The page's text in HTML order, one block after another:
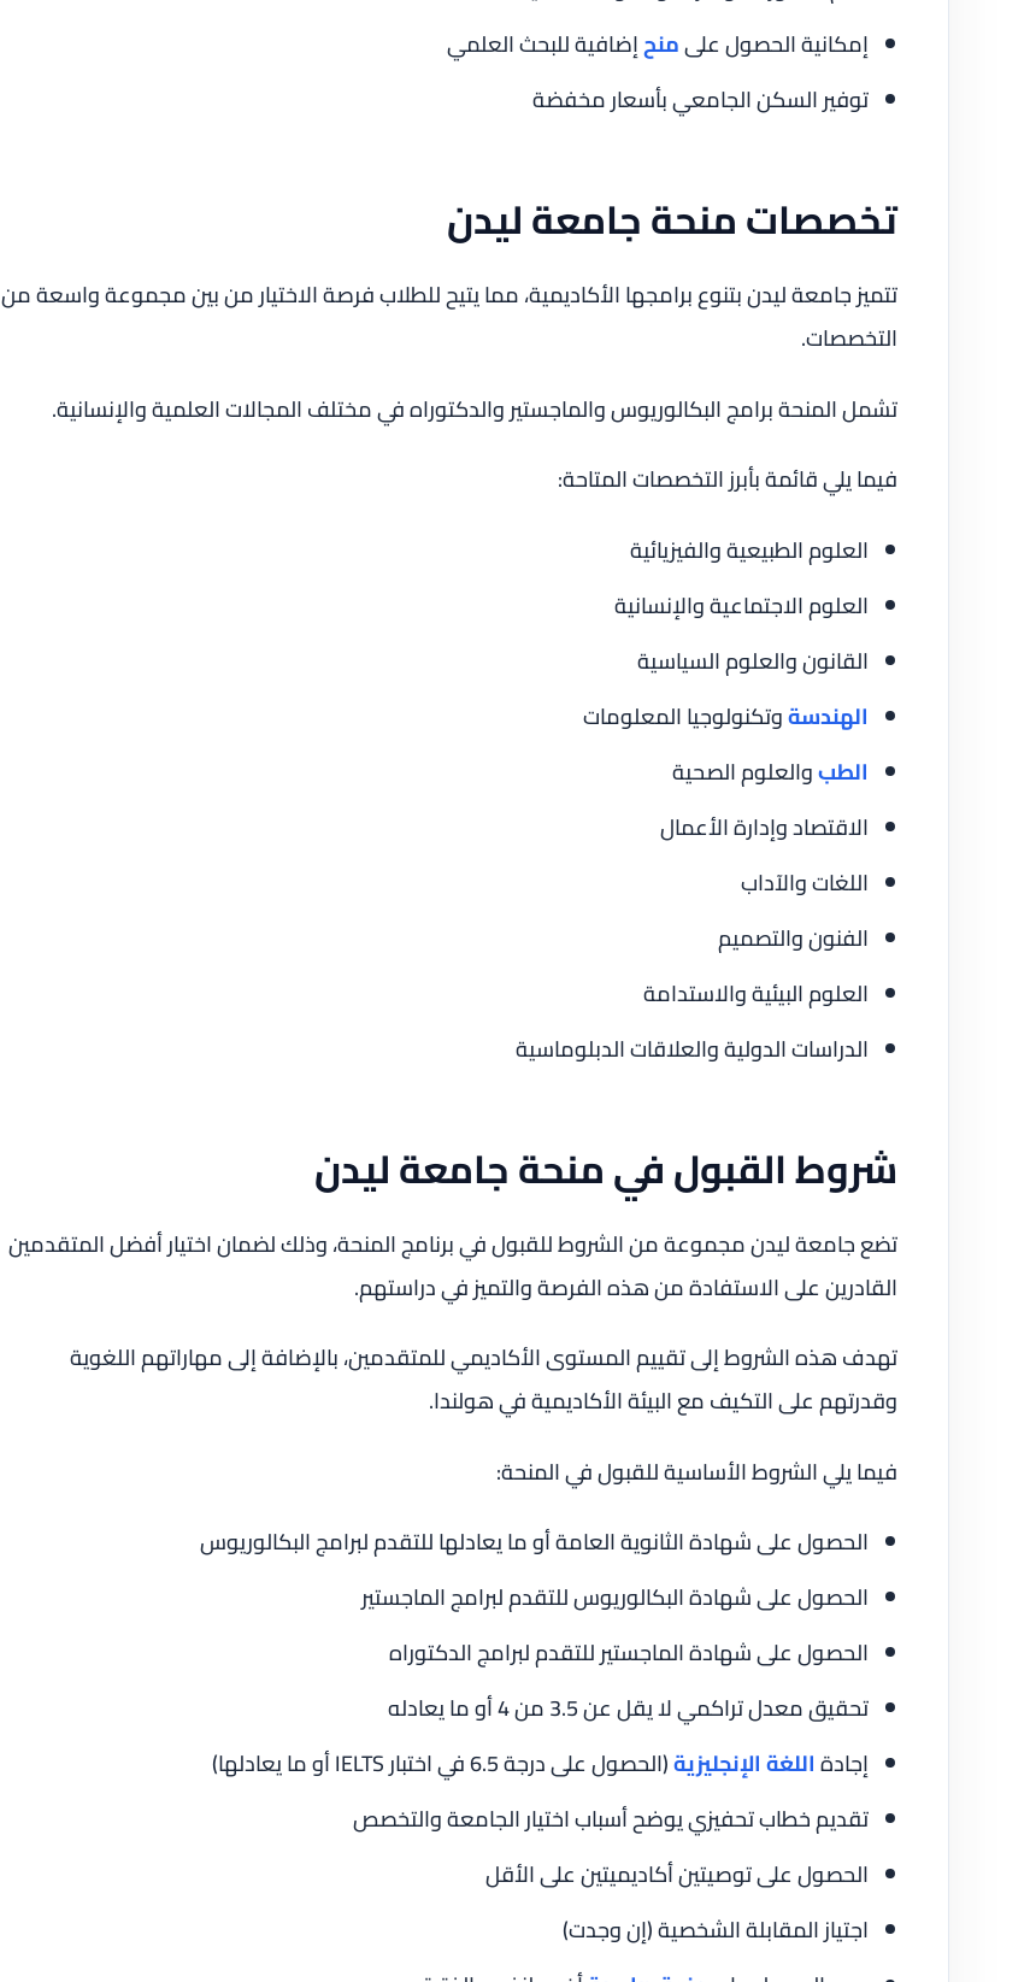
إمكانية الحصول علىمنحإضافية للبحث العلمي
توفير السكن الجامعي بأسعار مخفضة
تخصصات منحة جامعة ليدن
تتميز جامعة ليدن بتنوع برامجها الأكاديمية، مما يتيح للطلاب فرصة الاختيار من بين مجموعة واسعة من
التخصصات.
تشمل المنحة برامج البكالوريوس والماجستير والدكتوراه في مختلف المجالات العلمية والإنسانية.
فيما يلي قائمة بأبرز التخصصات المتاحة:
العلوم الطبيعية والفيزيائية
العلوم الاجتماعية والإنسانية
القانون والعلوم السياسية
الهندسةوتكنولوجيا المعلومات
الطبوالعلوم الصحية
الاقتصاد وإدارة الأعمال
اللغات والآداب
الفنون والتصميم
العلوم البيئية والاستدامة
الدراسات الدولية والعلاقات الدبلوماسية
شروط القبول في منحة جامعة ليدن
تضع جامعة ليدن مجموعة من الشروط للقبول في برنامج المنحة، وذلك لضمان اختيار أفضل المتقدمين
القادرين على الاستفادة من هذه الفرصة والتميز في دراستهم.
تهدف هذه الشروط إلى تقييم المستوى الأكاديمي للمتقدمين، بالإضافة إلى مهاراتهم اللغوية
وقدرتهم على التكيف مع البيئة الأكاديمية في هولندا.
فيما يلي الشروط الأساسية للقبول في المنحة:
الحصول على شهادة الثانوية العامة أو ما يعادلها للتقدم لبرامج البكالوريوس
الحصول على شهادة البكالوريوس للتقدم لبرامج الماجستير
الحصول على شهادة الماجستير للتقدم لبرامج الدكتوراه
تحقيق معدل تراكمي لا يقل عن 3.5 من 4 أو ما يعادله
إجادةاللغة الإنجليزية(الحصول على درجة 6.5 في اختبار IELTS أو ما يعادلها)
تقديم خطاب تحفيزي يوضح أسباب اختيار الجامعة والتخصص
الحصول على توصيتين أكاديميتين على الأقل
اجتياز المقابلة الشخصية (إن وجدت)